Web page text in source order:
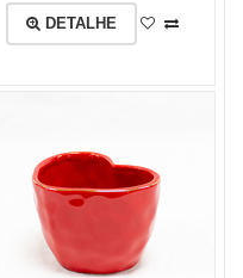
DETALHE